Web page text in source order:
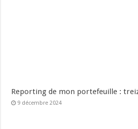
Reporting de mon portefeuille :
9 décembre 2024